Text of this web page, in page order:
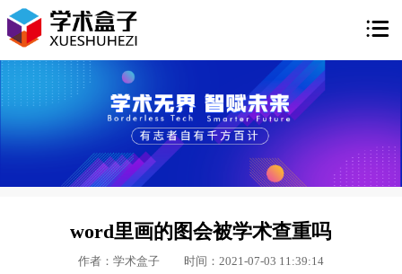

word里画的图会被学术查重吗
作者：学术盒子 时间：2021-07-03 11:39:14